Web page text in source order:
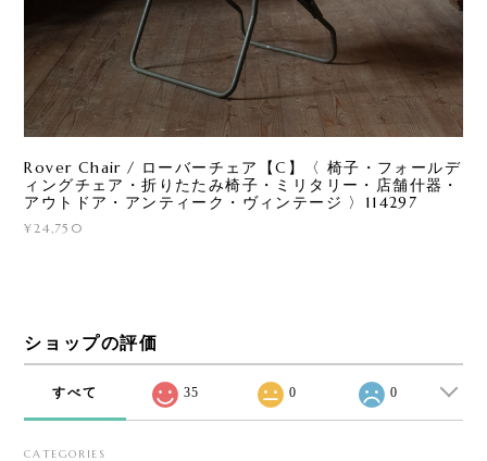
Rover Chair / ローバーチェア【C】〈 椅子・フォールデ
ィングチェア・折りたたみ椅子・ミリタリー・店舗什器・
アウトドア・アンティーク・ヴィンテージ 〉114297
¥24,750
ショップの評価
すべて 35 0 0
CATEGORIES